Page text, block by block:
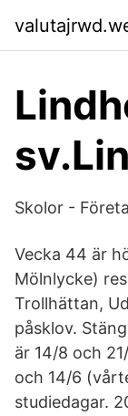
Skolor -
Vecka 44 är
Mölnlycke)
Trollhättan,
påsklov.
är 14/8 och
och 14/6
studiedagar.